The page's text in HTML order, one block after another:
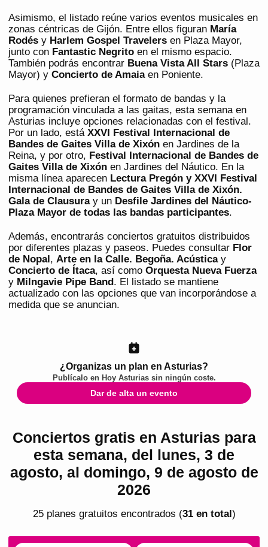
Asimismo, el listado reúne varios eventos musicales en
zonas céntricas de Gijón. Entre ellos figuran María
Rodés y Harlem Gospel Travelers en Plaza Mayor,
junto con Fantastic Negrito en el mismo espacio.
También podrás encontrar Buena Vista All Stars (Plaza
Mayor) y Concierto de Amaiaen Poniente.
Para quienes prefieran el formato de bandas y la
programación vinculada a las gaitas, esta semana en
Asturias incluye opciones relacionadas con el festival.
Por un lado, está XXVI Festival Internacional de
Bandes de Gaites Villa de Xixón en Jardines de la
Reina, y por otro, Festival Internacional de Bandes de
Gaites Villa de Xixón en Jardines del Náutico. En la
misma línea aparecen Lectura Pregón y XXVI Festival
Internacional de Bandes de Gaites Villa de Xixón.
Gala de Clausuray un Desfile Jardines del Náutico-
Plaza Mayor de todas las bandas participantes.
Además, encontrarás conciertos gratuitos distribuidos
por diferentes plazas y paseos. Puedes consultar Flor
de Nopal, Arte en la Calle. Begoña. Acústicay
Concierto de Ítaca, así como Orquesta Nueva Fuerza
y Milngavie Pipe Band. El listado se mantiene
actualizado con las opciones que van incorporándose a
medida que se anuncian.
¿Organizas un plan en Asturias?
Publícalo en Hoy Asturiassin ningún coste.
Dar de alta un evento
Conciertos gratis en Asturias para
esta semana, del lunes, 3 de
agosto, al domingo, 9 de agosto de
2026
25planes gratuitos encontrados (31en total )